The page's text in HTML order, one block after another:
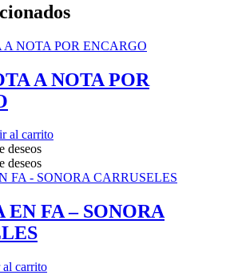
A NOTA POR
al carrito
deseos
deseos
EN FA – SONORA
carrito